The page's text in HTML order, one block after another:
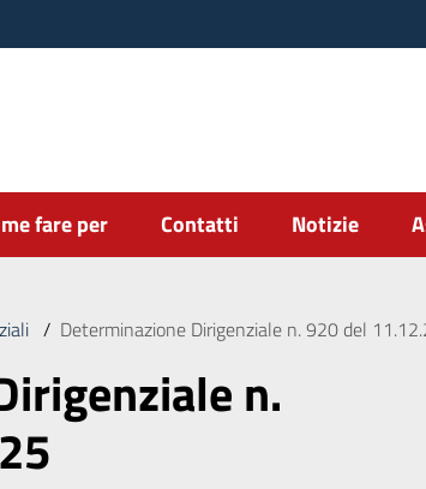
fare per Contatti Notizie
/ Determinazione Dirigenziale n. 920 del
n.